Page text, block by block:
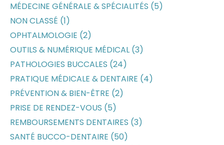
MÉDECINE GÉNÉRALE & SPÉCIALITÉS (5)
NON CLASSÉ (1)
OPHTALMOLOGIE (2)
OUTILS & NUMÉRIQUE MÉDICAL (3)
PATHOLOGIES BUCCALES (24)
PRATIQUE MÉDICALE & DENTAIRE (4)
PRÉVENTION & BIEN-ÊTRE (2)
PRISE DE RENDEZ-VOUS (5)
REMBOURSEMENTS DENTAIRES (3)
SANTÉ BUCCO-DENTAIRE (50)